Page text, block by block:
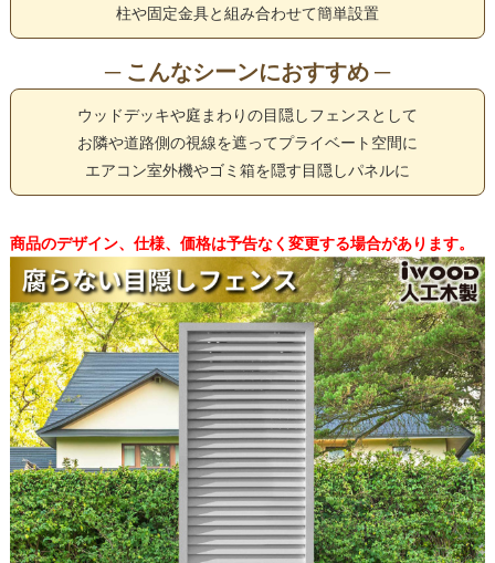
柱や固定金具と組み合わせて簡単設置
─ こんなシーンにおすすめ ─
ウッドデッキや庭まわりの目隠しフェンスとして
お隣や道路側の視線を遮ってプライベート空間に
エアコン室外機やゴミ箱を隠す目隠しパネルに
商品のデザイン、仕様、価格は予告なく変更する場合があります。